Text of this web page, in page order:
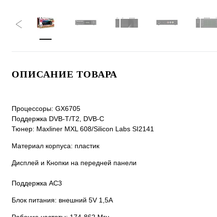
ОПИСАНИЕ ТОВАРА
Процессоры: GX6705
Поддержка DVB-T/T2, DVB-C
Тюнер: Maxliner MXL 608/Silicon Labs SI2141
Материал корпуса: пластик
Дисплей и Кнопки на передней панели
Поддержка АС3
Блок питания: внешний 5V 1,5A